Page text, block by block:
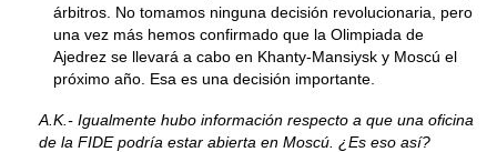
árbitros. No tomamos ninguna decisión revolucionaria, pero
una vez más hemos confirmado que la Olimpiada de
Ajedrez se llevará a cabo en Khanty-Mansiysk y Moscú el
próximo año. Esa es una decisión importante.
A.K.- Igualmente hubo información respecto a que una oficina
de la FIDE podría estar abierta en Moscú. ¿Es eso así?